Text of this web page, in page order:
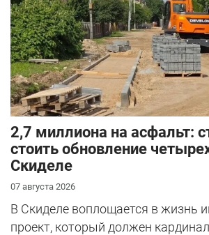
2,7 миллиона на асфальт:
стоить обновление
Скиделе
07 августа 2026
В Скиделе воплощается в жизнь
проект, который должен